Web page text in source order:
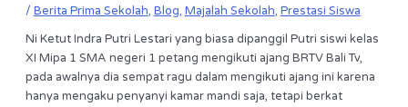
/ Berita Prima Sekolah, Blog, Majalah Sekolah, Prestasi Siswa
Ni Ketut Indra Putri Lestari yang biasa dipanggil Putri siswi kelas
XI Mipa 1 SMA negeri 1 petang mengikuti ajang BRTV Bali Tv,
pada awalnya dia sempat ragu dalam mengikuti ajang ini karena
hanya mengaku penyanyi kamar mandi saja, tetapi berkat